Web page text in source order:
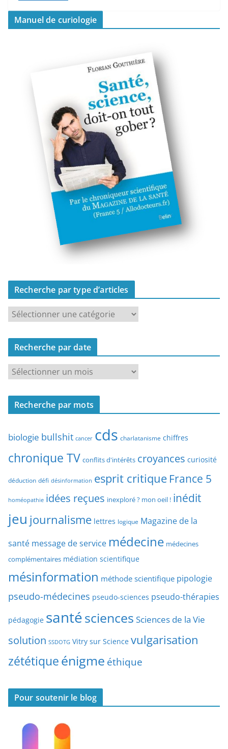
Manuel de curiologie
Recherche par type d’articles
c
e
e
a
y
e
d
’
a
i
c
e
Recherche par date
c
r
h
p
a
t
e
Recherche par mots
biologie bullshit cancer cds charlatanisme chiffres
chronique TV conflits d'intérêts croyances curiosité
déduction défi désinformation esprit critique France 5
homéopathie idées reçues inexploré ? mon oeil ! inédit
jeu journalisme lettres logique Magazine de la
santé message de service médecine médecines
complémentaires médiation scientifique
mésinformation méthode scientifique pipologie
pseudo-médecines pseudo-sciences pseudo-thérapies
pédagogie santésciences Sciences de la Vie
solution SSDOTG Vitry sur Science vulgarisation
zététiqueénigme éthique
Pour soutenir le blog